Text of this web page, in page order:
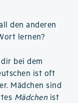
den anderen
lernen?
bei dem
ist oft
Mädchen sind
Mädchen ist